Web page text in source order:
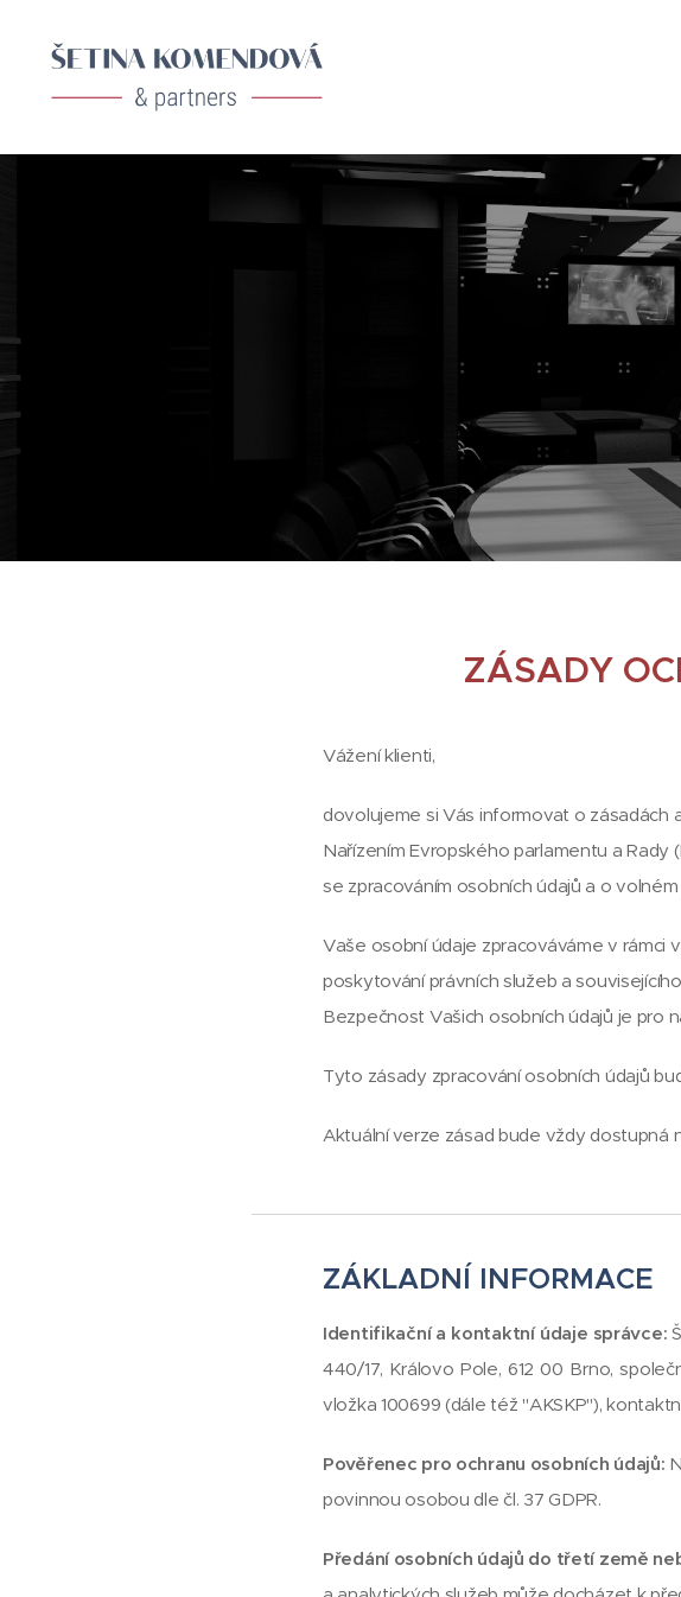
ZÁSADY
Vážení klienti,
dovolujeme si Vás informovat o zásadách
Nařízením Evropského parlamentu a Rady
se zpracováním osobních údajů a o
Vaše osobní údaje zpracováváme v rámci
poskytování právních služeb a
Bezpečnost Vašich osobních údajů je pro
Tyto zásady zpracování osobních údajů
Aktuální verze zásad bude vždy dostupná
ZÁKLADNÍ INFORMACE
Identifikační a kontaktní údaje správce:
440/17, Královo Pole, 612 00 Brno,
vložka 100699 (dále též "AKSKP"),
Pověřenec pro ochranu osobních údajů:
povinnou osobou dle čl. 37 GDPR.
Předání osobních údajů do třetí země